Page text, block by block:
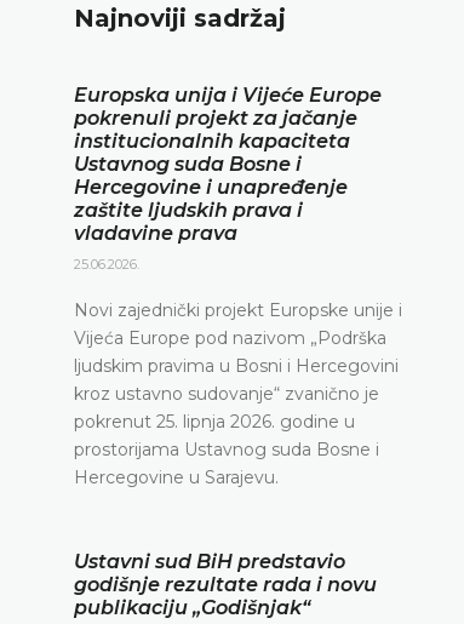
Najnoviji sadržaj
Europska unija i Vijeće Europe
pokrenuli projekt za jačanje
institucionalnih kapaciteta
Ustavnog suda Bosne i
Hercegovine i unapređenje
zaštite ljudskih prava i
vladavine prava
25.06.2026.
Novi zajednički projekt Europske unije i
Vijeća Europe pod nazivom „Podrška
ljudskim pravima u Bosni i Hercegovini
kroz ustavno sudovanje“ zvanično je
pokrenut 25. lipnja 2026. godine u
prostorijama Ustavnog suda Bosne i
Hercegovine u Sarajevu.
Ustavni sud BiH predstavio
godišnje rezultate rada i novu
publikaciju „Godišnjak“